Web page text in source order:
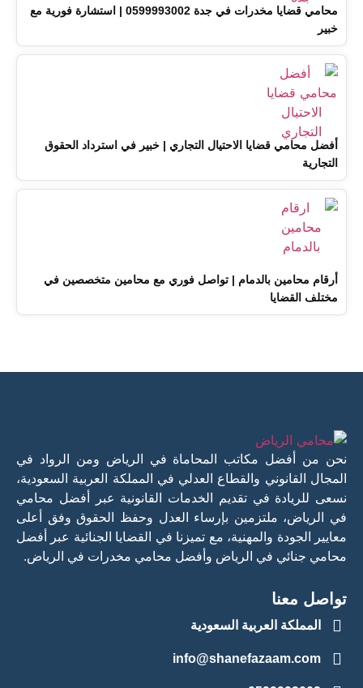
محامي قضايا مخدرات في جدة 0599993002 | استشارة فورية مع
خبير
أفضل محامي قضايا الاحتيال التجاري | خبير في استرداد الحقوق
التجارية
أرقام محامين بالدمام | تواصل فوري مع محامين متخصصين في
مختلف القضايا
نحن من أفضل مكاتب المحاماة في الرياض ومن الرواد في
المجال القانوني والقطاع العدلي في المملكة العربية السعودية،
نسعى للريادة في تقديم الخدمات القانونية عبر أفضل محامي
في الرياض، ملتزمين بإرساء العدل وحفظ الحقوق وفق أعلى
معايير الجودة والمهنية، مع تميزنا في القضايا الجنائية عبر أفضل
محامي جنائي في الرياض وأفضل محامي مخدرات في الرياض.
تواصل معنا
المملكة العربية السعودية
info@shanefazaam.com